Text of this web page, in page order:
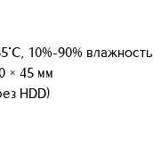
10%-90% влажность
× 45 мм
HDD)